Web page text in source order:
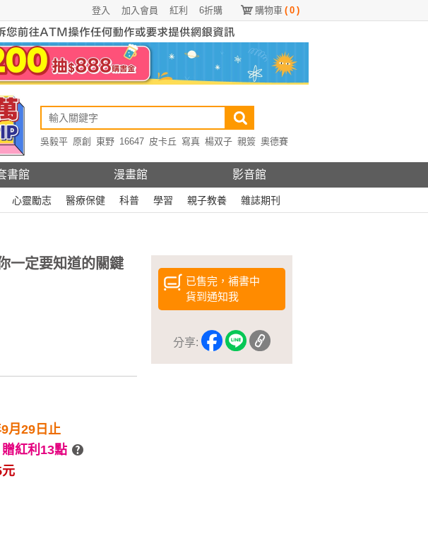
購物車 ( 0 )
6折購
紅利
加入會員
登入
吳毅平 原創 東野 16647 皮卡丘 寫真 楊双子 親簽 奧德賽
書館 漫畫館 影音館
心靈勵志 醫療保健 科普 學習 親子教養 雜誌期刊
已售完，補書中
貨到通知我
分享:
一定要知道的關鍵
月29日止
贈紅利13點